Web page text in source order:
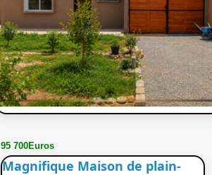
95 700Euros
Magnifique Maison de plain-